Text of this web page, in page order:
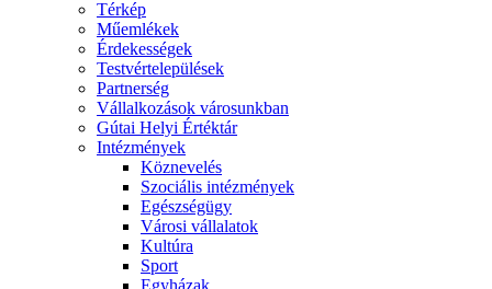
Térkép
Műemlékek
Érdekességek
Testvértelepülések
Partnerség
Vállalkozások városunkban
Gútai Helyi Értéktár
Intézmények
Köznevelés
Szociális intézmények
Egészségügy
Városi vállalatok
Kultúra
Sport
Egyházak